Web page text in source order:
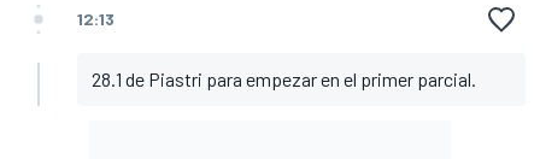
12:13
28.1 de Piastri para empezar en el primer parcial.